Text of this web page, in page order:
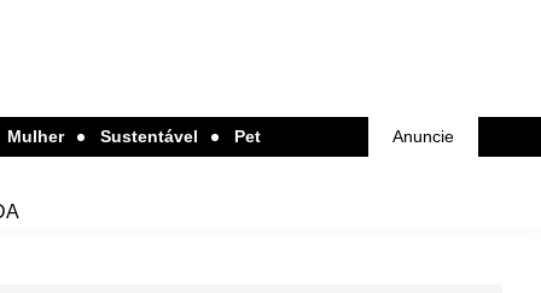
Mulher Sustentável Pet Anuncie